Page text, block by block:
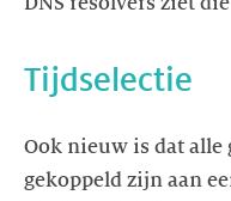
Tijdselectie
Ook nieuw is dat alle
gekoppeld zijn aan